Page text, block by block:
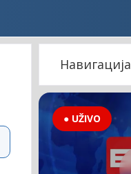
Навигација
● UŽIVO